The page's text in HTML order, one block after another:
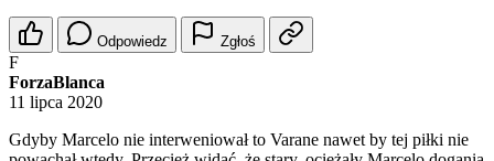
Odpowiedz Zgłoś
F
ForzaBlanca
11 lipca 2020
Gdyby Marcelo nie interweniował to Varane nawet by tej piłki nie